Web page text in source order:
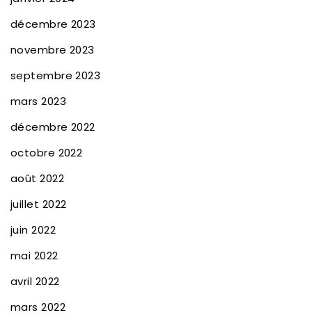
décembre 2023
novembre 2023
septembre 2023
mars 2023
décembre 2022
octobre 2022
août 2022
juillet 2022
juin 2022
mai 2022
avril 2022
mars 2022